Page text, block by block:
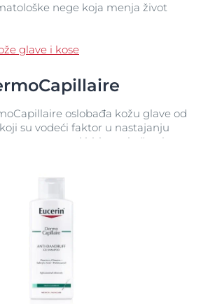
nege koja menja život
glave i kose
oslobađa kožu glave od
su vodeći faktor u nastajanju
perut, suva i iritirana koža glave,
i nekih oblika proređivanja kose.
i brinu o vašoj kosi od korena do